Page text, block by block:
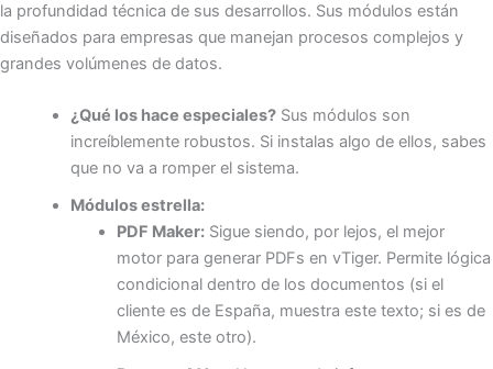
la profundidad técnica de sus desarrollos. Sus módulos están
diseñados para empresas que manejan procesos complejos y
grandes volúmenes de datos.
¿Qué los hace especiales?Sus módulos son
increíblemente robustos. Si instalas algo de ellos, sabes
que no va a romper el sistema.
Módulos estrella:
PDF Maker:Sigue siendo, por lejos, el mejor
motor para generar PDFs en vTiger. Permite lógica
condicional dentro de los documentos (si el
cliente es de España, muestra este texto; si es de
México, este otro).